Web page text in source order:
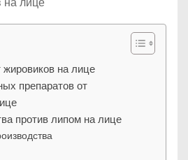
на лице
препаратов от
против липом на лице